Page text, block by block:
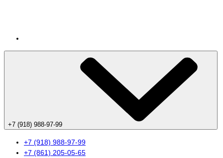
+7 (918) 988-97-99
+7 (918) 988-97-99
+7 (861) 205-05-65